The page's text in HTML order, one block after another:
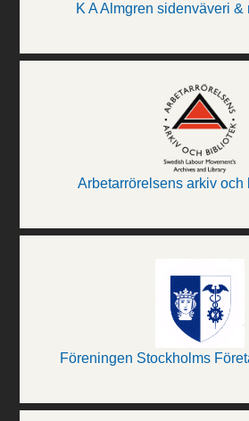
K A Almgren sidenväveri &
Arbetarrörelsens arkiv och
Föreningen Stockholms